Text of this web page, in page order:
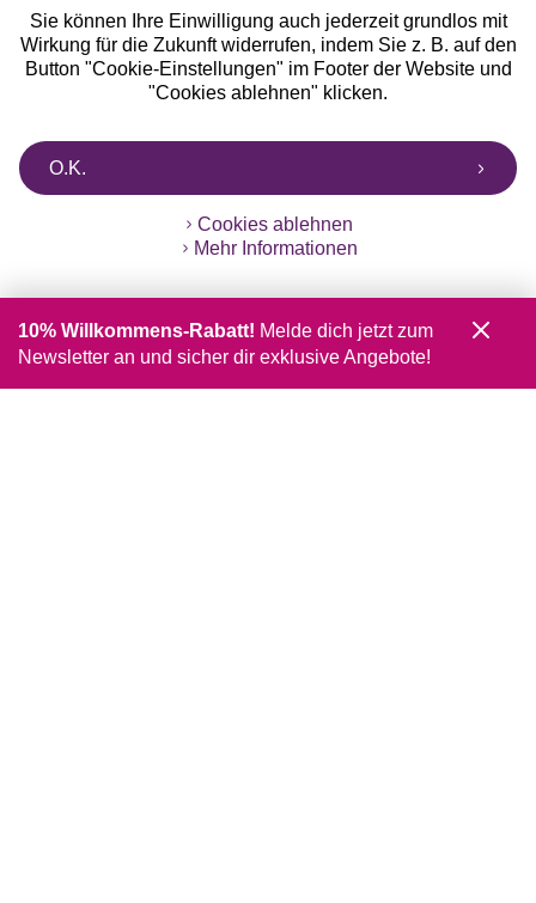
Sie können Ihre Einwilligung auch jederzeit grundlos mit
Wirkung für die Zukunft widerrufen, indem Sie z. B. auf den
Button "Cookie-Einstellungen" im Footer der Website und
"Cookies ablehnen" klicken.
O.K.
Cookies ablehnen
Mehr Informationen
10% Willkommens-Rabatt! Melde dich jetzt zum
Newsletter an und sicher dir exklusive Angebote!